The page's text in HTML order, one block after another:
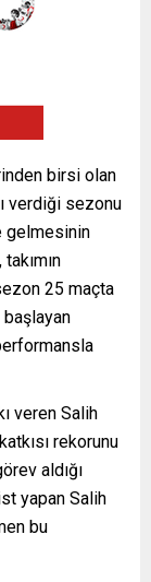
birsi olan
verdiği sezonu
gelmesinin
25 maçta
başlayan
veren Salih
rekorunu
aldığı
yapan Salih
bu